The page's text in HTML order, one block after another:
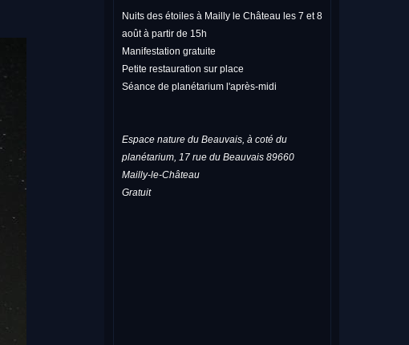
Nuits des étoiles à Mailly le Château les 7 et 8
août à partir de 15h
Manifestation gratuite
Petite restauration sur place
Séance de planétarium l'après-midi
Espace nature du Beauvais, à coté du
planétarium, 17 rue du Beauvais 89660
Mailly-le-Château
Gratuit